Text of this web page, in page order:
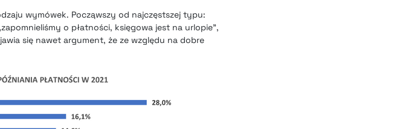
wymówek. Począwszy od najczęstszej typu:
o płatności, księgowa jest na urlopie”,
się nawet argument, że ze względu na dobre